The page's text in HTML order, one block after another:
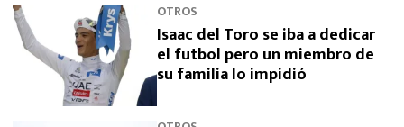
OTROS
Isaac del Toro se iba a dedicar
el futbol pero un miembro de
su familia lo impidió